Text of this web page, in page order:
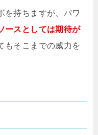
を持ちますが、パワ
ースとしては期待が
もそこまでの威力を